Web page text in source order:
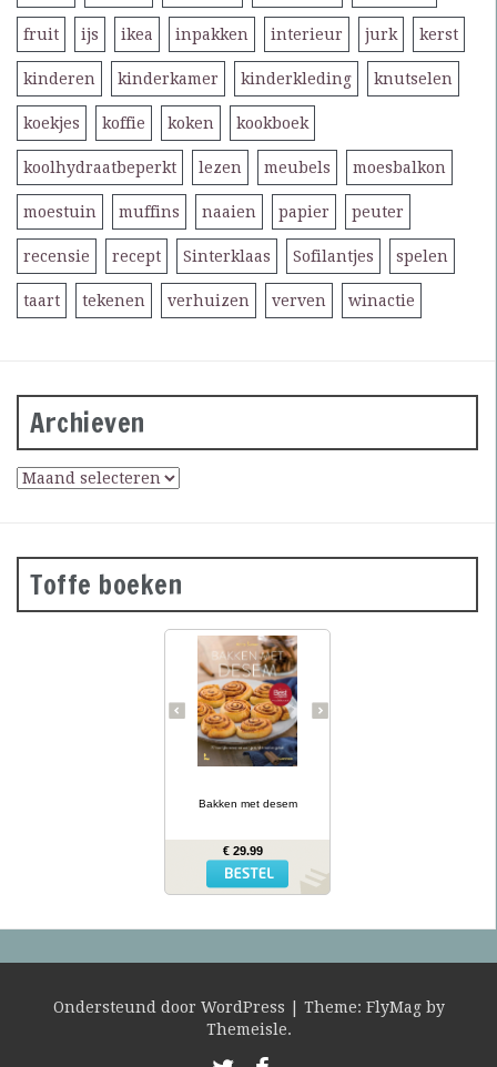
fruit ijs ikea inpakken interieur jurk kerst
kinderen kinderkamer kinderkleding knutselen
koekjes koffie koken kookboek
koolhydraatbeperkt lezen meubels moesbalkon
moestuin muffins naaien papier peuter
recensie recept Sinterklaas Sofilantjes spelen
taart tekenen verhuizen verven winactie
Archieven
Toffe boeken
Desembrood is
voedzaam, licht
verteerbaar, goed voor de
darmflora én superlekker.
In haar tweede prachtig
geïllustreerde bakboek
verklapt de Sloveense
Anita Sumer de geheimen
van het lekkere brood
brood met het
fougasse, naanbrood,
hamburgerbroodjes,
kaneelbollen, wafels en
panettone. Naast de 77
hoe je het deeg moet
Bakken met desem
€ 29.99
Ondersteund door WordPress Theme: FlyMagby
Themeisle.